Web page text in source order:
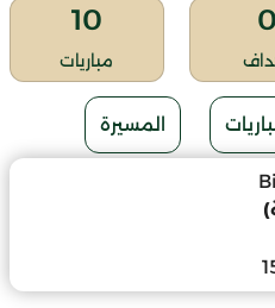
0
10
مباريات
المسيرة